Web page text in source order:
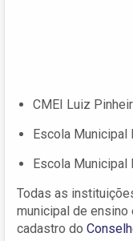
CMEI Luiz
Escola Municipal
Escola Municipal
Todas as
municipal de ensino
cadastro do